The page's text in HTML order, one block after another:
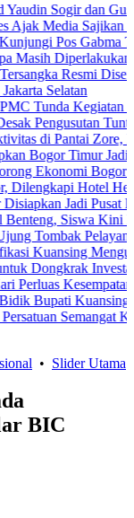
dan Gus Sholeh
Sajikan Informasi
Gabma Temajuk
Berbeda?
Resmi Diseret ke
Kegiatan Demi
Tuntas Kasus
Zore, Bea
Timur Jadi Pusat
Bogor Timur
Hotel Hewan dan
Pusat
Kini Belajar
Pelayanan
Menguat
Investasi
Kesempatan Kerja
Kuansing
• Slider Utama
BIC